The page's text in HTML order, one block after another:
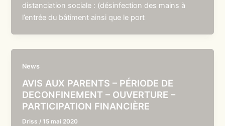
distanciation sociale : (désinfection des mains à
l’entrée du bâtiment ainsi que le port
News
AVIS AUX PARENTS – PÉRIODE DE
DECONFINEMENT – OUVERTURE –
PARTICIPATION FINANCIÈRE
Driss /15 mai 2020